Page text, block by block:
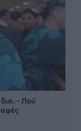
- Πού